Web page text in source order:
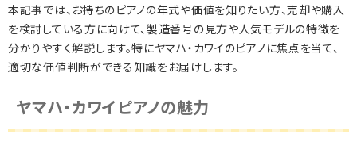
本記事では、お持ちのピアノの年式や価値を知りたい方、売却や購入
を検討している方に向けて、製造番号の見方や人気モデルの特徴を
分かりやすく解説します。特にヤマハ・カワイのピアノに焦点を当て、
適切な価値判断ができる知識をお届けします。
ヤマハ・カワイピアノの魅力